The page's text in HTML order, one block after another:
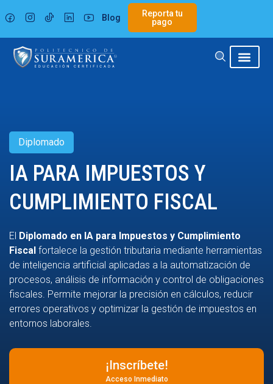
al
contenido
Blog
Reporta tu
pago
Diplomado
IA PARA IMPUESTOS Y
CUMPLIMIENTO FISCAL
El Diplomado en IA para Impuestos y Cumplimiento
Fiscal fortalece la gestión tributaria mediante herramientas
de inteligencia artificial aplicadas a la automatización de
procesos, análisis de información y control de obligaciones
fiscales. Permite mejorar la precisión en cálculos, reducir
errores operativos y optimizar la gestión de impuestos en
entornos laborales.
¡Inscríbete!
Acceso Inmediato